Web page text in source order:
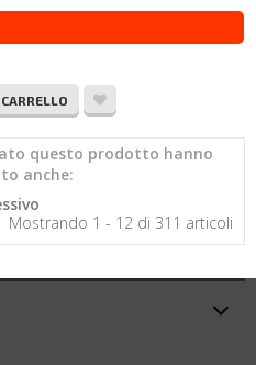
questo prodotto hanno
anche:
Mostrando 1 - 12 di 311 articoli